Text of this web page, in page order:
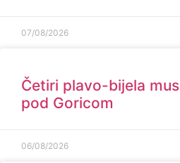
07/08/2026
Četiri plavo-bijela
pod Goricom
06/08/2026